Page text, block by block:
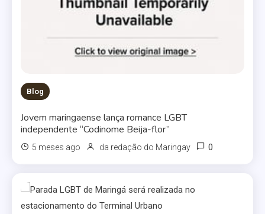
Blog
Jovem maringaense lança romance LGBT
independente “Codinome Beija-flor”
5 meses ago da redação do Maringay 0